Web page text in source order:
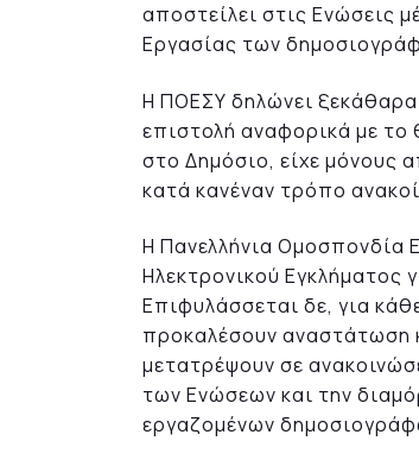
αποστείλει στις Ενώσεις
Εργασίας των
Η ΠΟΕΣΥ δηλώνει ξεκάθαρα
επιστολή αναφορικά με
στο Δημόσιο, είχε μόνους
κατά κανέναν τρόπο
Η Πανελλήνια Ομοσπονδία
Ηλεκτρονικού Εγκλήματος
Επιφυλάσσεται δε, για
προκαλέσουν αναστάτωση
μετατρέψουν σε
των Ενώσεων και την
εργαζομένων